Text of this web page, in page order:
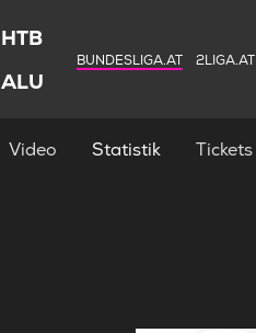
HTB
ALU
BUNDESLIGA.AT 2LIGA.AT
Video Statistik Tickets